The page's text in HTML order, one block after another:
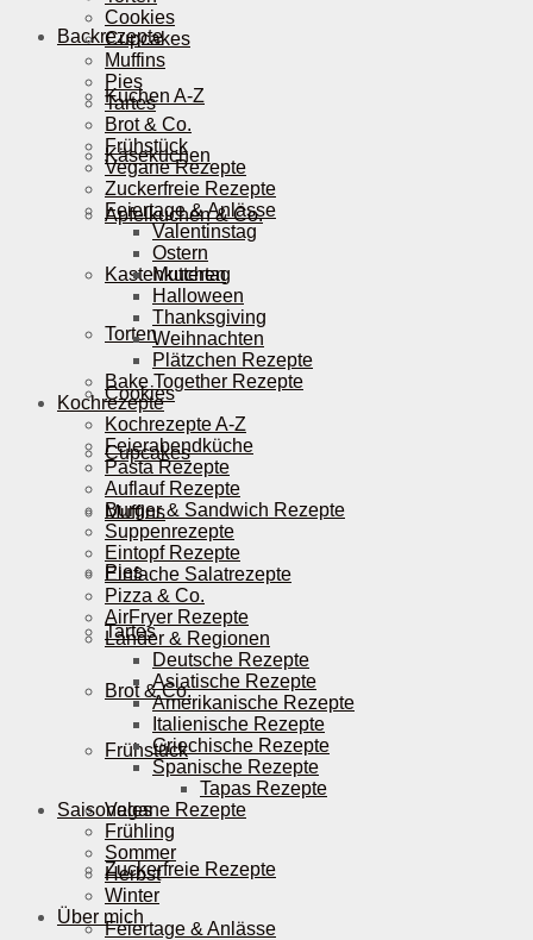
Backrezepte
Kuchen A-Z
Käsekuchen
Apfelkuchen & Co.
Kastenkuchen
Torten
Cookies
Cupcakes
Muffins
Pies
Tartes
Brot & Co.
Frühstück
Vegane Rezepte
Zuckerfreie Rezepte
Feiertage & Anlässe
Cookies
Cupcakes
Muffins
Pies
Tartes
Brot & Co.
Frühstück
Vegane Rezepte
Zuckerfreie Rezepte
Feiertage & Anlässe
Valentinstag
Ostern
Muttertag
Halloween
Thanksgiving
Weihnachten
Plätzchen Rezepte
Bake Together Rezepte
Kochrezepte
Kochrezepte A-Z
Feierabendküche
Pasta Rezepte
Auflauf Rezepte
Burger & Sandwich Rezepte
Suppenrezepte
Eintopf Rezepte
Einfache Salatrezepte
Pizza & Co.
AirFryer Rezepte
Länder & Regionen
Deutsche Rezepte
Asiatische Rezepte
Amerikanische Rezepte
Italienische Rezepte
Griechische Rezepte
Spanische Rezepte
Tapas Rezepte
Saisonales
Frühling
Sommer
Herbst
Winter
Über mich